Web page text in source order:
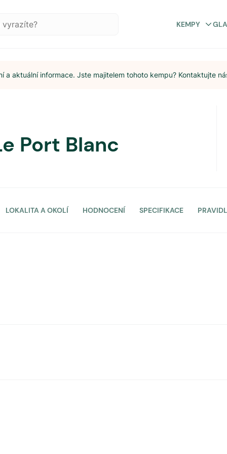
KEMPY
a aktuální informace. Jste majitelem tohoto kempu? Kontaktujte
Port Blanc
LOKALITA A OKOLÍ HODNOCENÍ SPECIFIKACE